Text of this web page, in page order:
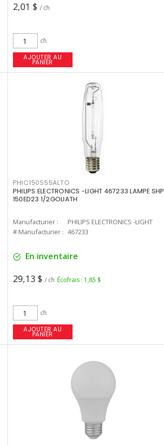
2,01 $ / ch
ch
AJOUTER AU
PANIER
PHIC150S55ALTO
PHILIPS ELECTRONICS -LIGHT 467233 LAMPE SHP
150ED23 1/2GOLIATH
Manufacturier :
PHILIPS ELECTRONICS -LIGHT
# Manufacturier : 467233
En inventaire
29,13 $ / ch Écofrais : 1,85 $
ch
AJOUTER AU
PANIER